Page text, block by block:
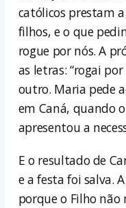
católicos prestam
filhos, e o que
rogue por nós. A
as letras: “rogai
outro. Maria pede
em Caná, quando
apresentou a
E o resultado de
e a festa foi salva.
porque o Filho não